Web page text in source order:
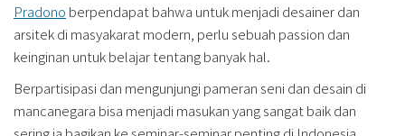
Pradono berpendapat bahwa untuk menjadi desainer dan
arsitek di masyakarat modern, perlu sebuah passion dan
keinginan untuk belajar tentang banyak hal.
Berpartisipasi dan mengunjungi pameran seni dan desain di
mancanegara bisa menjadi masukan yang sangat baik dan